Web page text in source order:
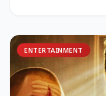
ENTERTAINMENT